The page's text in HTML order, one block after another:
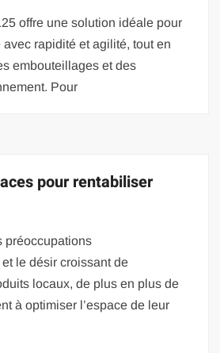
offre une solution idéale pour
rapidité et agilité, tout en
embouteillages et des
Pour
pour rentabiliser
préoccupations
le désir croissant de
locaux, de plus en plus de
à optimiser l’espace de leur